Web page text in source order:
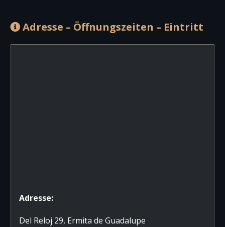
Adresse – Öffnungszeiten – Eintritt
Adresse:
Del Reloj 29, Ermita de Guadalupe